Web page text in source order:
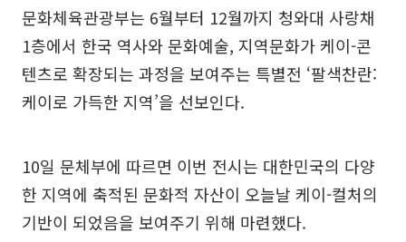
문화체육관광부는 6월부터 12월까지 청와대 사랑채
1층에서 한국 역사와 문화예술, 지역문화가 케이-콘
텐츠로 확장되는 과정을 보여주는 특별전 ‘팔색찬란:
케이로 가득한 지역’을 선보인다.
10일 문체부에 따르면 이번 전시는 대한민국의 다양
한 지역에 축적된 문화적 자산이 오늘날 케이-컬처의
기반이 되었음을 보여주기 위해 마련했다.